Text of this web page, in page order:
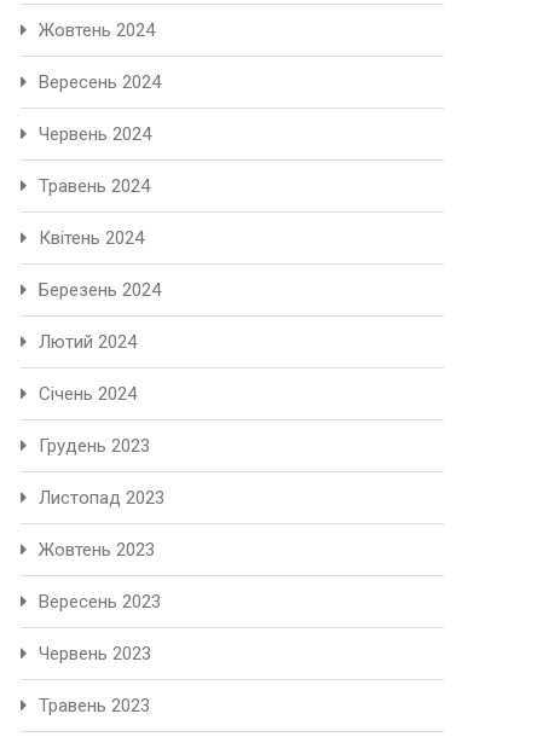
Жовтень 2024
Вересень 2024
Червень 2024
Травень 2024
Квітень 2024
Березень 2024
Лютий 2024
Січень 2024
Грудень 2023
Листопад 2023
Жовтень 2023
Вересень 2023
Червень 2023
Травень 2023